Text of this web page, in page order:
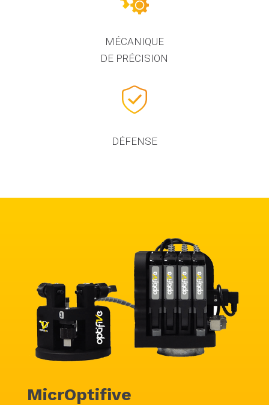
MÉCANIQUE
DE PRÉCISION
DÉFENSE
MicrOptifive